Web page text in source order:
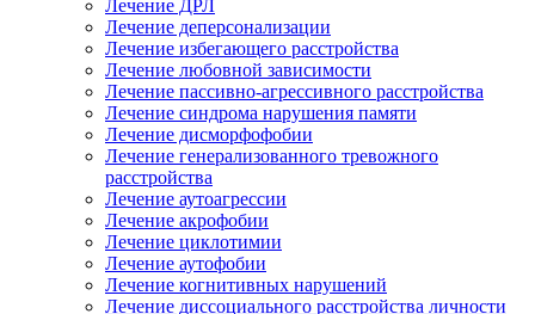
Лечение ДРЛ
Лечение деперсонализации
Лечение избегающего расстройства
Лечение любовной зависимости
Лечение пассивно-агрессивного расстройства
Лечение синдрома нарушения памяти
Лечение дисморфофобии
Лечение генерализованного тревожного
расстройства
Лечение аутоагрессии
Лечение акрофобии
Лечение циклотимии
Лечение аутофобии
Лечение когнитивных нарушений
Лечение диссоциального расстройства личности